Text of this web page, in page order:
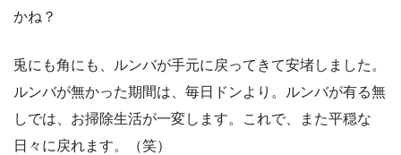
かね？
兎にも角にも、ルンバが手元に戻ってきて安堵しました。
ルンバが無かった期間は、毎日ドンより。ルンバが有る無
しでは、お掃除生活が一変します。これで、また平穏な
日々に戻れます。（笑）